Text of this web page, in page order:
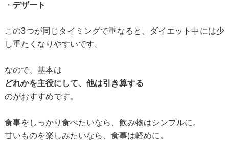
・ デザート
この3つが同じタイミングで重なると、ダイエット中には少
し重たくなりやすいです。
なので、基本は
どれかを主役にして、他は引き算する
のがおすすめです。
食事をしっかり食べたいなら、飲み物はシンプルに。
甘いものを楽しみたいなら、食事は軽めに。